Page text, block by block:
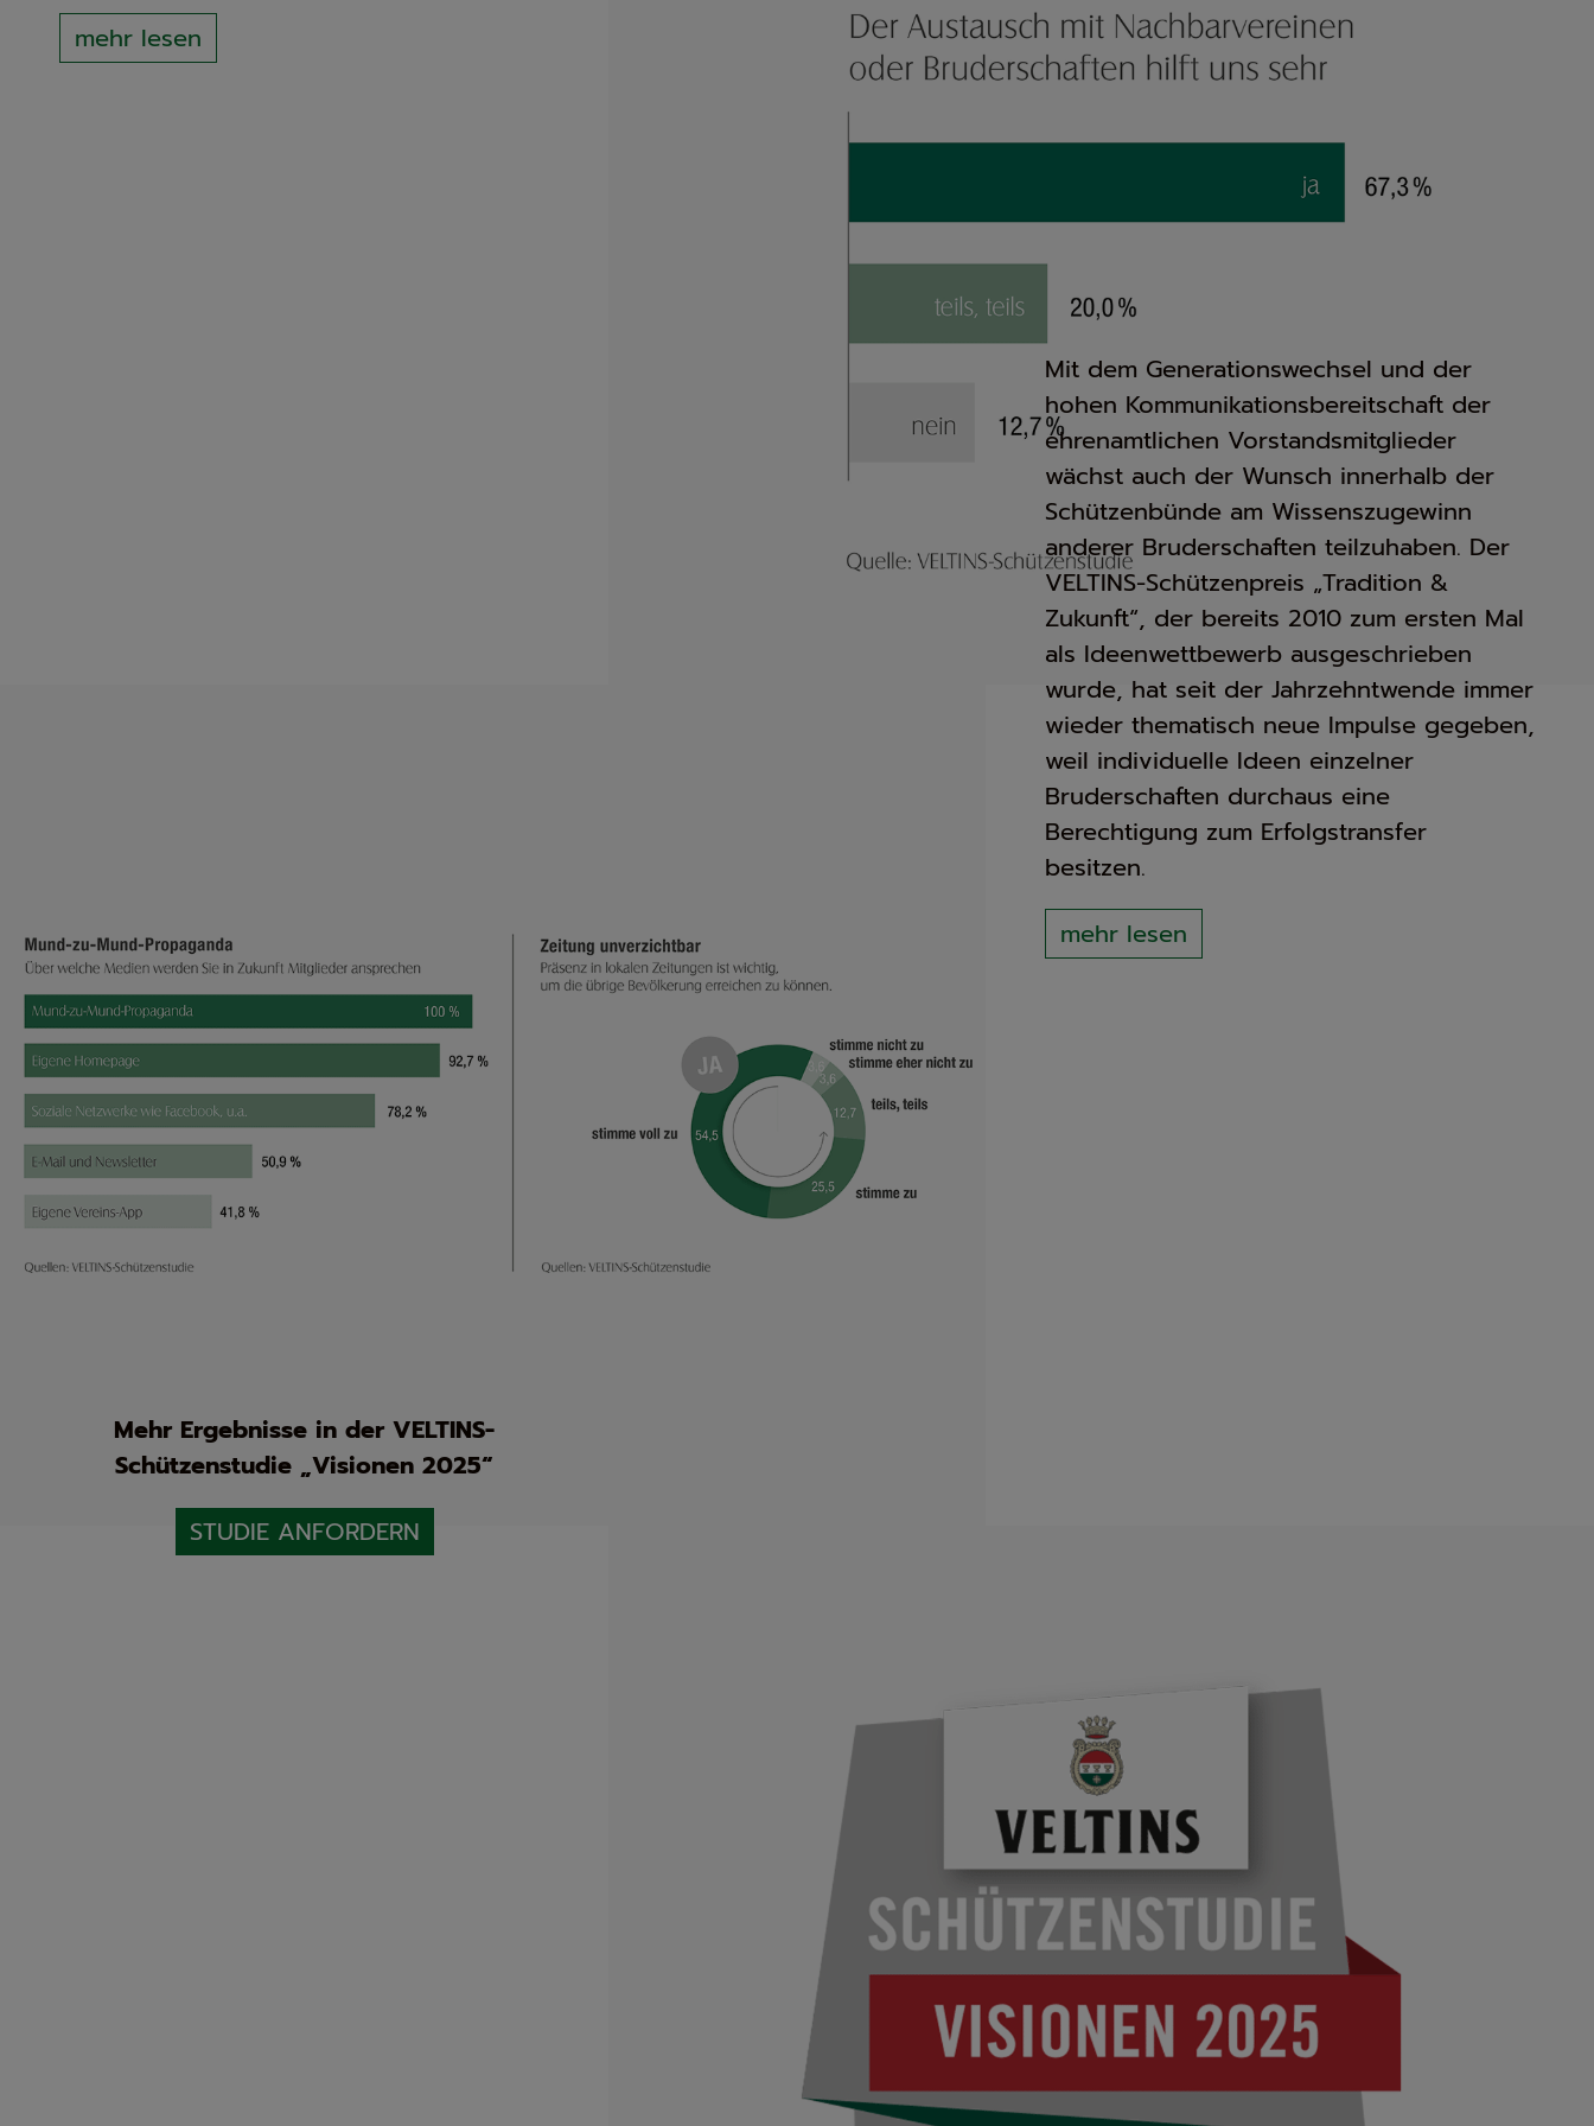
mehr lesen
Mit dem Generationswechsel und der
hohen Kommunikationsbereitschaft der
ehrenamtlichen Vorstandsmitglieder
wächst auch der Wunsch innerhalb der
Schützenbünde am Wissenszugewinn
anderer Bruderschaften teilzuhaben. Der
VELTINS-Schützenpreis „Tradition &
Zukunft“, der bereits 2010 zum ersten Mal
als Ideenwettbewerb ausgeschrieben
wurde, hat seit der Jahrzehntwende immer
wieder thematisch neue Impulse gegeben,
weil individuelle Ideen einzelner
Bruderschaften durchaus eine
Berechtigung zum Erfolgstransfer
besitzen.
mehr lesen
Mehr Ergebnisse in der VELTINS-
Schützenstudie „Visionen 2025“
STUDIE ANFORDERN